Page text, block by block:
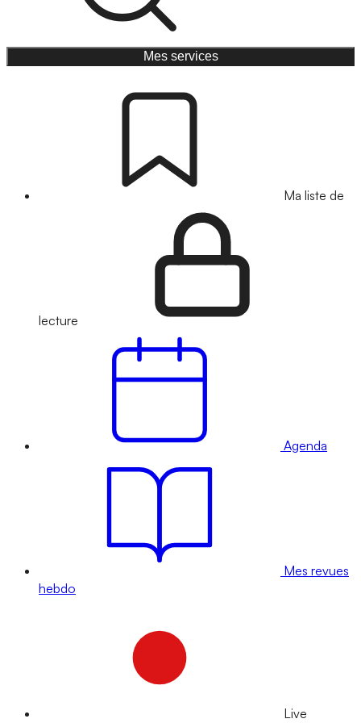
Mes services
Ma liste de
lecture
Agenda
Mes revues
hebdo
Live